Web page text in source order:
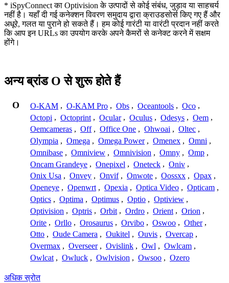
* iSpyConnect का Optivision के उत्पादों से कोई संबंध, जुड़ाव या साहचर्य
नहीं है। यहाँ दी गई कनेक्शन विवरण समुदाय द्वारा क्राउडसोर्स किए गए हैं और
अधूरे, गलत या पुराने हो सकते हैं। हम कोई गारंटी या वारंटी प्रदान नहीं करते
कि आप इन URLs का उपयोग करके अपने कैमरों से कनेक्ट करने में सक्षम
होंगे।
अन्य ब्रांड O से शुरू होते हैं
O O-KAM , O-KAM Pro , Obs , Oceantools , Oco ,
Octopi , Octoprint , Ocular , Oculus , Odesys , Oem ,
Oemcameras , Off , Office One , Ohwoai , Oltec ,
Olympia , Omega , Omega Power , Omenex , Omni ,
Omnibase , Omniview , Omnivision , Omny , Omp ,
Oncam Grandeye , Onepixel , Oneteck , Oniv ,
Onix Usa , Onvey , Onvif , Onwote , Oossxx , Opax ,
Openeye , Openwrt , Opexia , Optica Video , Opticam ,
Optics , Optima , Optimus , Optio , Optiview ,
Optivision , Optris , Orbit , Ordro , Orient , Orion ,
Orite , Orllo , Orosaurus , Orvibo , Oswoo , Other ,
Otto , Oude Camera , Oukitel , Ouvis , Overcap ,
Overmax , Overseer , Ovislink , Owl , Owlcam ,
Owlcat , Owluck , Owlvision , Owsoo , Ozero
अधिक स्रोत